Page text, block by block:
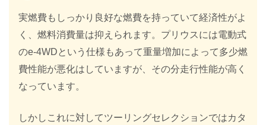
実燃費もしっかり良好な燃費を持っていて経済性がよ
く、燃料消費量は抑えられます。プリウスには電動式
のe-4WDという仕様もあって重量増加によって多少燃
費性能が悪化はしていますが、その分走行性能が高く
なっています。
しかしこれに対してツーリングセレクションではカタ